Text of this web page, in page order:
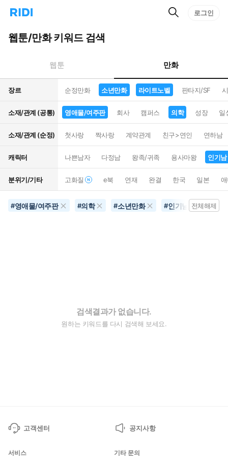
리
홈
으
턴
트
검
로그인
웹툰/만화 키워드 검색
웹툰 만화
장르 순정만화 소년만화 라이트노벨 판타지/SF
소재/관계 (공통) 영애물/여주판 회사 캠퍼스 의학 성장 일
소재/관계 (순정) 첫사랑 짝사랑 계약관계 친구>연인 연하남
캐릭터 나쁜남자 다정남 왕족/귀족 용사마왕 인기남
분위기/기타 고화질 e북 연재 완결 한국 일본
#영애물/여주판 #의학 #소년만화 #인기남 #10권
전체해제
검색결과가 없습니다.
원하는 키워드를 다시 검색해 보세요.
고객센터 공지사항
서비스 기타 문의